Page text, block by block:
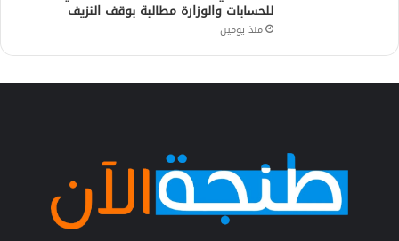
للحسابات والوزارة مطالبة بوقف النزيف
منذ يومين